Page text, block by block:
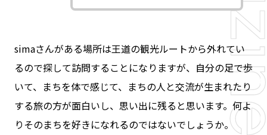
simaさんがある場所は王道の観光ルートから外れてい
るので探して訪問することになりますが、自分の足で歩
いて、まちを体で感じて、まちの人と交流が生まれたり
する旅の方が面白いし、思い出に残ると思います。何よ
りそのまちを好きになれるのではないでしょうか。